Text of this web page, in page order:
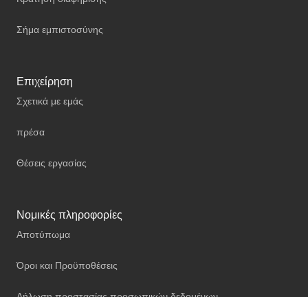
Σήμα εμπιστοσύνης
Επιχείρηση
Σχετικά με εμάς
πρέσα
Θέσεις εργασίας
Νομικές πληροφορίες
Αποτύπωμα
Όροι και Προϋποθέσεις